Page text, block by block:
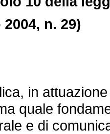
n. 29)
in attuazione
quale
e di